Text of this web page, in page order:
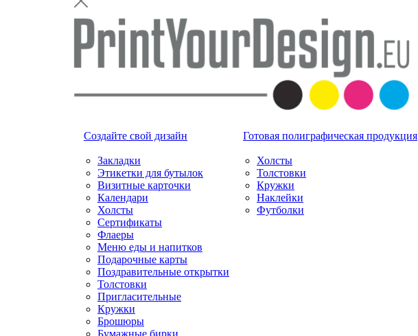
Создайте свой дизайн
Закладки
Этикетки для бутылок
Визитные карточки
Календари
Холсты
Сертификаты
Флаеры
Меню еды и напитков
Подарочные карты
Поздравительные открытки
Толстовки
Пригласительные
Кружки
Брошюры
Бумажные бирки
Готовая полиграфическая продукция
Холсты
Толстовки
Кружки
Наклейки
Футболки